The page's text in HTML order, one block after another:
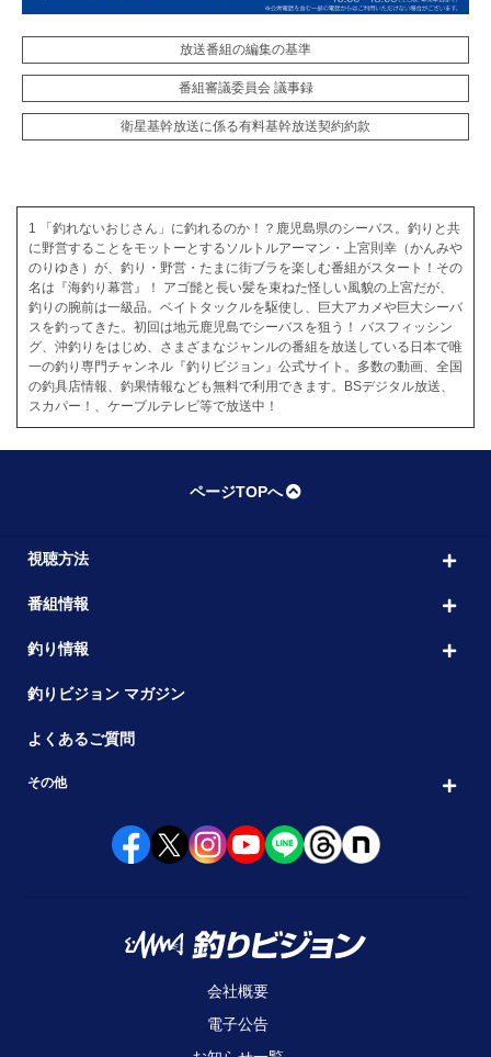
放送番組の編集の基準
番組審議委員会 議事録
衛星基幹放送に係る有料基幹放送契約約款
1 「釣れないおじさん」に釣れるのか！？鹿児島県のシーバス。釣りと共
に野営することをモットーとするソルトルアーマン・上宮則幸（かんみや
のりゆき）が、釣り・野営・たまに街ブラを楽しむ番組がスタート！その
名は『海釣り幕営』！ アゴ髭と長い髪を束ねた怪しい風貌の上宮だが、
釣りの腕前は一級品。ベイトタックルを駆使し、巨大アカメや巨大シーバ
スを釣ってきた。初回は地元鹿児島でシーバスを狙う！ バスフィッシン
グ、沖釣りをはじめ、さまざまなジャンルの番組を放送している日本で唯
一の釣り専門チャンネル『釣りビジョン』公式サイト。多数の動画、全国
の釣具店情報、釣果情報なども無料で利用できます。BSデジタル放送、
スカパー！、ケーブルテレビ等で放送中！
ページTOPへ
視聴方法
番組情報
釣り情報
釣りビジョン マガジン
よくあるご質問
その他
会社概要
電子公告